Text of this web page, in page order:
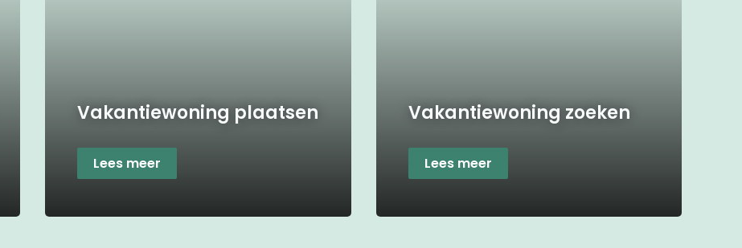
Vakantiewoning plaatsen
Lees meer
Vakantiewoning zoeken
Lees meer